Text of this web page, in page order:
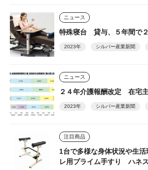
ニュース
特殊寝台 貸与、５年間で
2023年 シルバー産業新聞
ニュース
２４年介護報酬改定 在宅
2023年 シルバー産業新聞
注目商品
1台で多様な身体状況や生
レ用プライム手すり ハネ